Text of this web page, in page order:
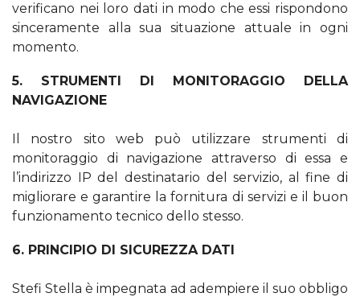
verificano nei loro dati in modo che essi rispondono
sinceramente alla sua situazione attuale in ogni
momento.
5. STRUMENTI DI MONITORAGGIO DELLA
NAVIGAZIONE
Il nostro sito web può utilizzare strumenti di
monitoraggio di navigazione attraverso di essa e
l’indirizzo IP del destinatario del servizio, al fine di
migliorare e garantire la fornitura di servizi e il buon
funzionamento tecnico dello stesso.
6. PRINCIPIO DI SICUREZZA DATI
Stefi Stella è impegnata ad adempiere il suo obbligo